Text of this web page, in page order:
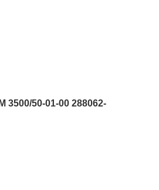
3500/50-01-00 288062-